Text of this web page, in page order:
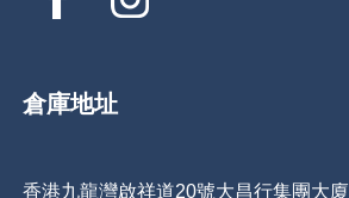
倉庫地址
香港九龍灣啟祥道20號大昌行集團大廈